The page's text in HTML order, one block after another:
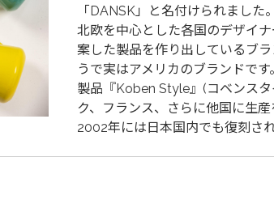
「DANSK」と名付けられまし
北欧を中心とした各国のデザイ
案した製品を作り出しているブ
うで実はアメリカのブランドで
製品『Koben Style』(コベンス
ク、フランス、さらに他国に生
2002年には日本国内でも復刻さ